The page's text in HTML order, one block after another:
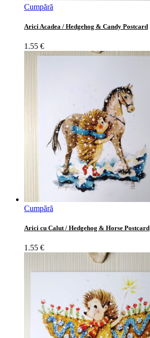
Cumpără
Arici Acadea / Hedgehog & Candy Postcard
1.55 €
Cumpără
Arici cu Calut / Hedgehog & Horse Postcard
1.55 €